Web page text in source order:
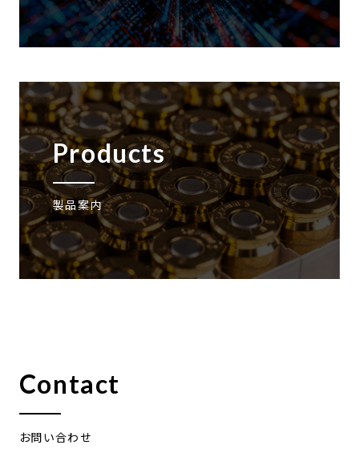
Products
製品案内
Contact
お問い合わせ